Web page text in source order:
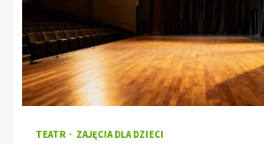
TEATR ZAJĘCIA DLA DZIECI